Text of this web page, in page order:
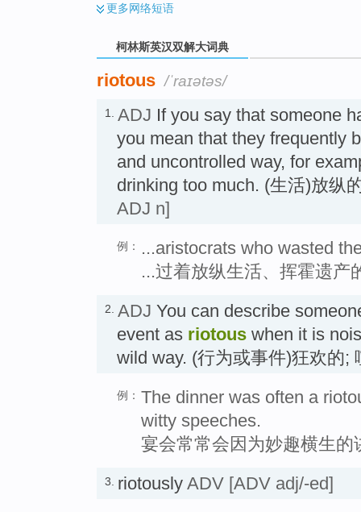
更多网络短语
柯林斯英汉双解大词典
riotous /ˈraɪətəs/
1. ADJ If you say that someone
you mean that they frequently
and uncontrolled way, for
drinking too much. (生活)放纵
ADJ n]
例：
...aristocrats who wasted
...过着放纵生活、挥霍遗产
2. ADJ You can describe
event as riotous when it is
wild way. (行为或事件)狂欢的;
例： The dinner was often a
witty speeches.
宴会常常会因为妙趣横生
3. riotously ADV [ADV adj/-ed]